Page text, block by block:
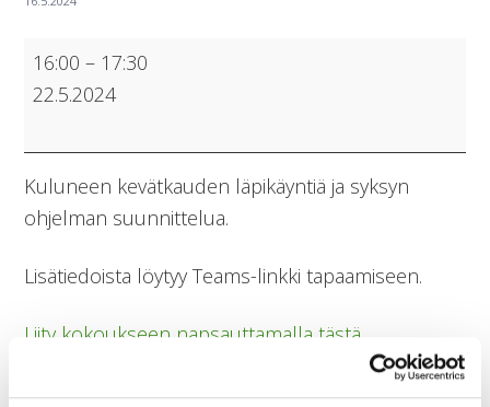
Chat-
ohjaajien
klo
16-
17.30
16:00 – 17:30
22.5.2024
Kuluneen kevätkauden läpikäyntiä ja syksyn
ohjelman suunnittelua.
Lisätiedoista löytyy Teams-linkki tapaamiseen.
Liity kokoukseen napsauttamalla tästä
Kokoustunnus: 323 339 128 115